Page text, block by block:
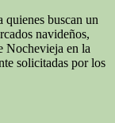
quienes buscan un
navideños,
Nochevieja en la
solicitadas por los